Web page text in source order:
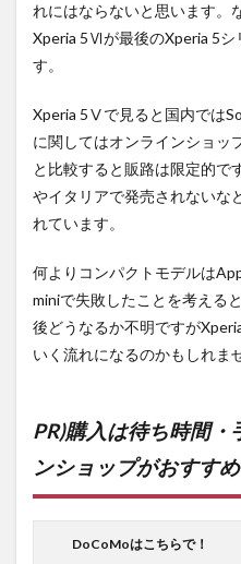
れにはならないと思います。
Xperia 5Ⅵが最後のXperia 5シ
す。
Xperia 5Ⅴで見ると国内では
に関してはオンラインショッ
と比較すると販路は限定的で
やイタリアで発売されないな
れています。
何よりコンパクトモデルは
miniで失敗したことを考える
後どうなるか不明ですが
いく流れになるのかもしれま
PR)購入は待ち時間
ンショップがおすすめ
DoCoMoはこちらで！